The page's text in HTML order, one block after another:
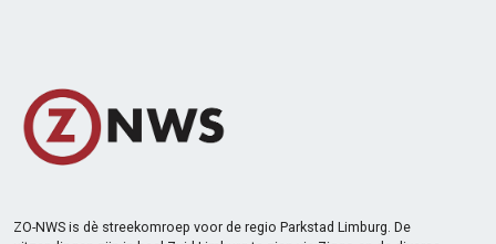
ZO-NWS is dè streekomroep voor de regio Parkstad Limburg. De